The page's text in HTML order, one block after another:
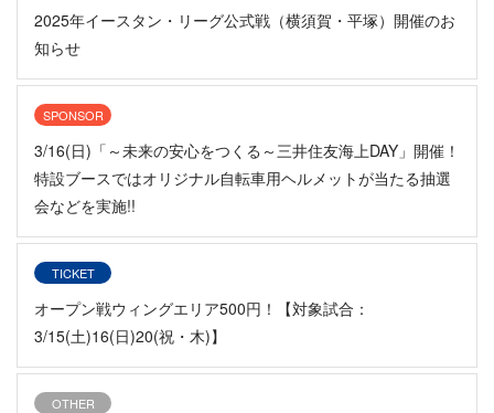
2025年イースタン・リーグ公式戦（横須賀・平塚）開催のお
知らせ
SPONSOR
3/16(日)「～未来の安心をつくる～三井住友海上DAY」開催！
特設ブースではオリジナル自転車用ヘルメットが当たる抽選
会などを実施!!
TICKET
オープン戦ウィングエリア500円！【対象試合：
3/15(土)16(日)20(祝・木)】
OTHER